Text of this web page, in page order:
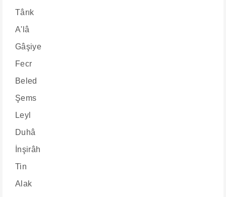
Târık
A'lâ
Gâşiye
Fecr
Beled
Şems
Leyl
Duhâ
İnşirâh
Tin
Alak